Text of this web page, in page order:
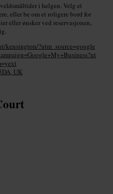
i helgen. Velg et
eller be om et roligere bord for
eller ønsker ved reservasjonen,
kensington/?utm_source=google
UK